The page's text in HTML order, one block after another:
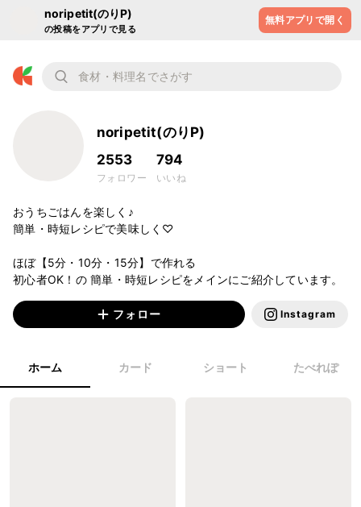
noripetit(のりP)
の投稿をアプリで見る
無料アプリで開く
noripetit(のりP)
2553
フォロワー
794
いいね
おうちごはんを楽しく♪
簡単・時短レシピで美味しく♡
ほぼ【5分・10分・15分】で作れる
初心者OK！の 簡単・時短レシピをメインにご紹介しています。
フォロー Instagram
ホーム カード ショート たべれぽ